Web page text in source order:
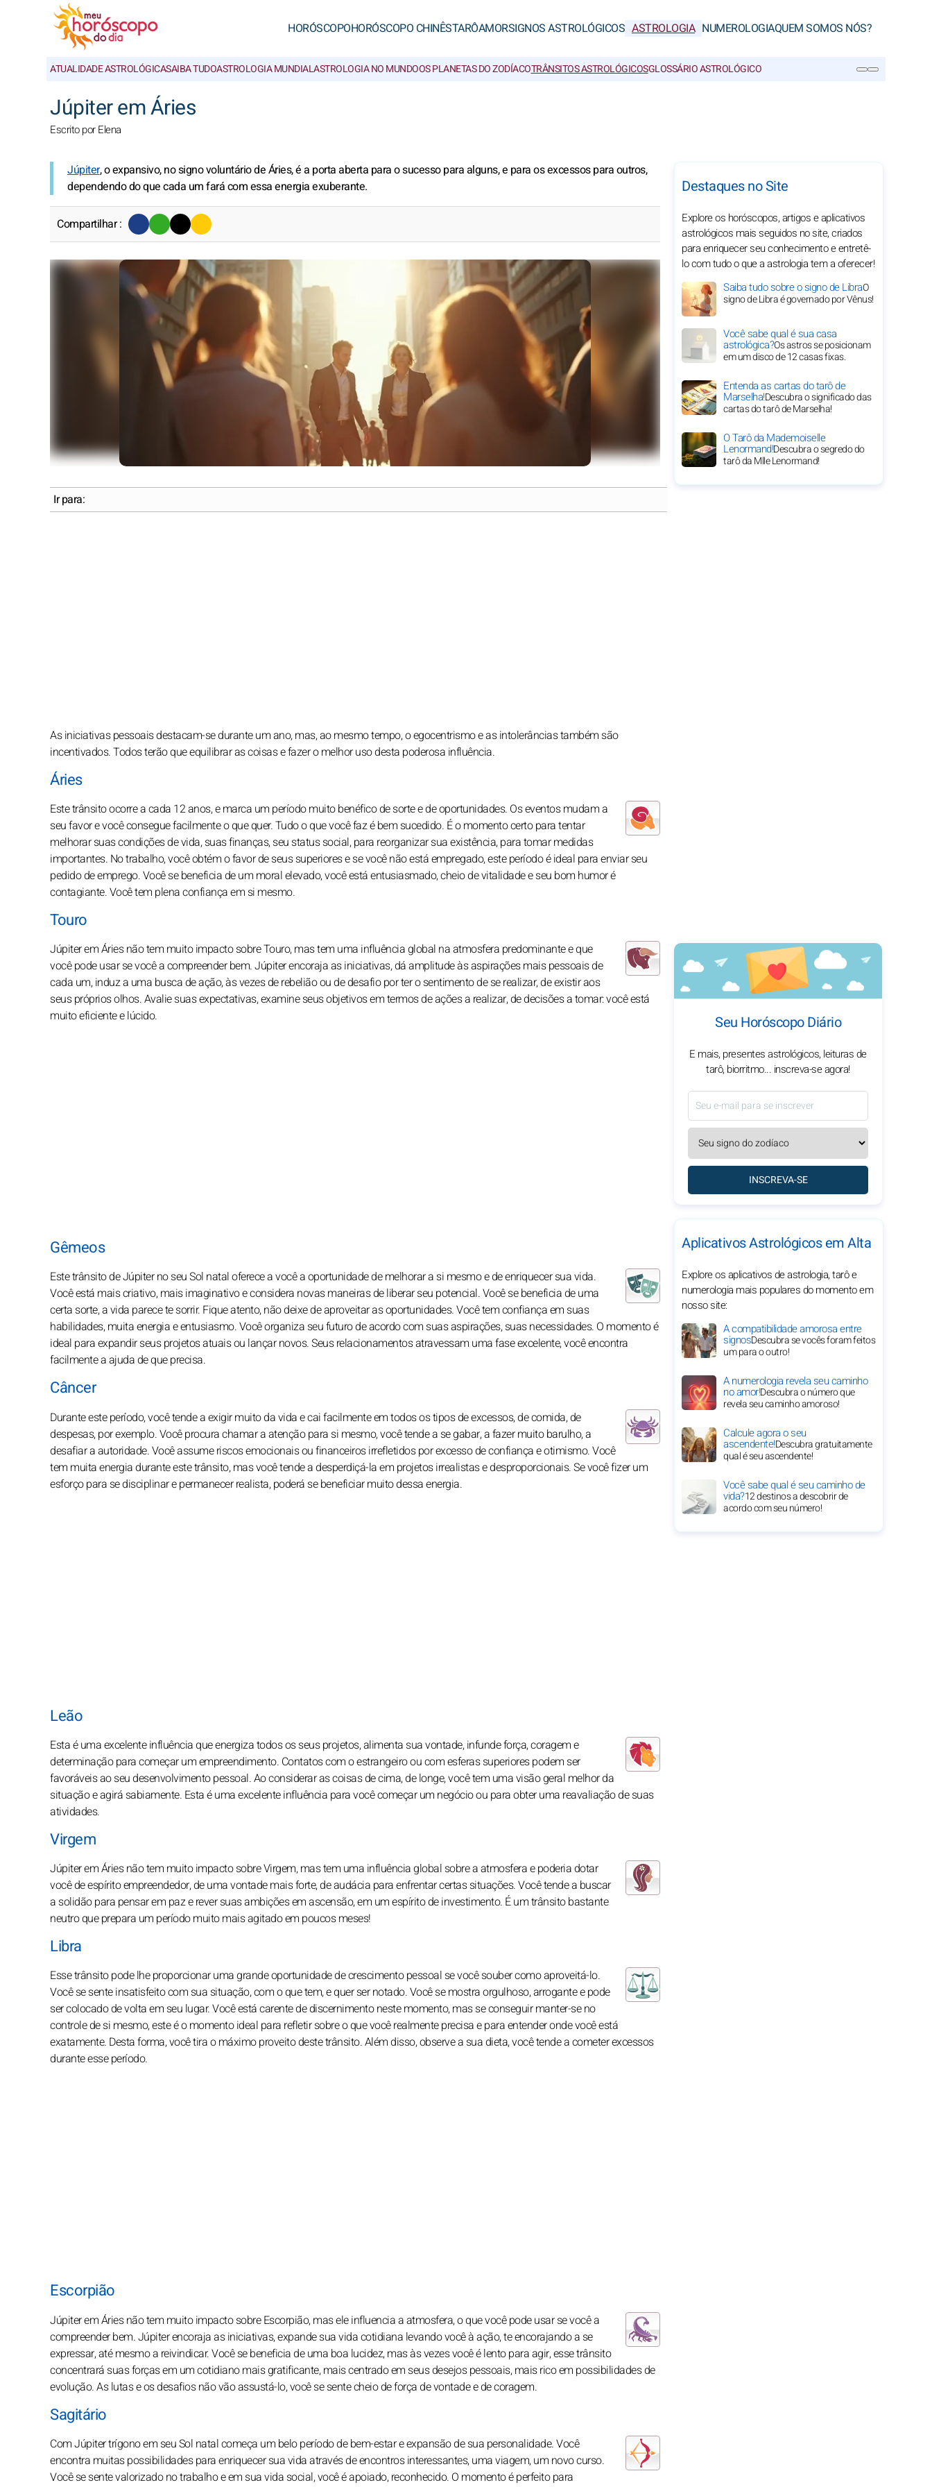
HORÓSCOPOHORÓSCOPO CHINÊSTARÔAMORSIGNOS ASTROLÓGICOS ASTROLOGIA NUMEROLOGIAQUEM SOMOS NÓS?
ATUALIDADE ASTROLÓGICASAIBA TUDOASTROLOGIA MUNDIALASTROLOGIA NO MUNDOOS PLANETAS DO ZODÍACOTRÂNSITOS ASTROLÓGICOSGLOSSÁRIO ASTROLÓGICO
Júpiter em Áries
Escrito por Elena
Júpiter, o expansivo, no signo voluntário de Áries, é a porta aberta para o sucesso para alguns, e para os excessos para outros,
dependendo do que cada um fará com essa energia exuberante.
Compartilhar :
Ir para:
As iniciativas pessoais destacam-se durante um ano, mas, ao mesmo tempo, o egocentrismo e as intolerâncias também são
incentivados. Todos terão que equilibrar as coisas e fazer o melhor uso desta poderosa influência.
Áries
Este trânsito ocorre a cada 12 anos, e marca um período muito benéfico de sorte e de oportunidades. Os eventos mudam a
seu favor e você consegue facilmente o que quer. Tudo o que você faz é bem sucedido. É o momento certo para tentar
melhorar suas condições de vida, suas finanças, seu status social, para reorganizar sua existência, para tomar medidas
importantes. No trabalho, você obtém o favor de seus superiores e se você não está empregado, este período é ideal para enviar seu
pedido de emprego. Você se beneficia de um moral elevado, você está entusiasmado, cheio de vitalidade e seu bom humor é
contagiante. Você tem plena confiança em si mesmo.
Touro
Júpiter em Áries não tem muito impacto sobre Touro, mas tem uma influência global na atmosfera predominante e que
você pode usar se você a compreender bem. Júpiter encoraja as iniciativas, dá amplitude às aspirações mais pessoais de
cada um, induz a uma busca de ação, às vezes de rebelião ou de desafio por ter o sentimento de se realizar, de existir aos
seus próprios olhos. Avalie suas expectativas, examine seus objetivos em termos de ações a realizar, de decisões a tomar: você está
muito eficiente e lúcido.
Gêmeos
Este trânsito de Júpiter no seu Sol natal oferece a você a oportunidade de melhorar a si mesmo e de enriquecer sua vida.
Você está mais criativo, mais imaginativo e considera novas maneiras de liberar seu potencial. Você se beneficia de uma
certa sorte, a vida parece te sorrir. Fique atento, não deixe de aproveitar as oportunidades. Você tem confiança em suas
habilidades, muita energia e entusiasmo. Você organiza seu futuro de acordo com suas aspirações, suas necessidades. O momento é
ideal para expandir seus projetos atuais ou lançar novos. Seus relacionamentos atravessam uma fase excelente, você encontra
facilmente a ajuda de que precisa.
Câncer
Durante este período, você tende a exigir muito da vida e cai facilmente em todos os tipos de excessos, de comida, de
despesas, por exemplo. Você procura chamar a atenção para si mesmo, você tende a se gabar, a fazer muito barulho, a
desafiar a autoridade. Você assume riscos emocionais ou financeiros irrefletidos por excesso de confiança e otimismo. Você
tem muita energia durante este trânsito, mas você tende a desperdiçá-la em projetos irrealistas e desproporcionais. Se você fizer um
esforço para se disciplinar e permanecer realista, poderá se beneficiar muito dessa energia.
Leão
Esta é uma excelente influência que energiza todos os seus projetos, alimenta sua vontade, infunde força, coragem e
determinação para começar um empreendimento. Contatos com o estrangeiro ou com esferas superiores podem ser
favoráveis ao seu desenvolvimento pessoal. Ao considerar as coisas de cima, de longe, você tem uma visão geral melhor da
situação e agirá sabiamente. Esta é uma excelente influência para você começar um negócio ou para obter uma reavaliação de suas
atividades.
Virgem
Júpiter em Áries não tem muito impacto sobre Virgem, mas tem uma influência global sobre a atmosfera e poderia dotar
você de espírito empreendedor, de uma vontade mais forte, de audácia para enfrentar certas situações. Você tende a buscar
a solidão para pensar em paz e rever suas ambições em ascensão, em um espírito de investimento. É um trânsito bastante
neutro que prepara um período muito mais agitado em poucos meses!
Libra
Esse trânsito pode lhe proporcionar uma grande oportunidade de crescimento pessoal se você souber como aproveitá-lo.
Você se sente insatisfeito com sua situação, com o que tem, e quer ser notado. Você se mostra orgulhoso, arrogante e pode
ser colocado de volta em seu lugar. Você está carente de discernimento neste momento, mas se conseguir manter-se no
controle de si mesmo, este é o momento ideal para refletir sobre o que você realmente precisa e para entender onde você está
exatamente. Desta forma, você tira o máximo proveito deste trânsito. Além disso, observe a sua dieta, você tende a cometer excessos
durante esse período.
Escorpião
Júpiter em Áries não tem muito impacto sobre Escorpião, mas ele influencia a atmosfera, o que você pode usar se você a
compreender bem. Júpiter encoraja as iniciativas, expande sua vida cotidiana levando você à ação, te encorajando a se
expressar, até mesmo a reivindicar. Você se beneficia de uma boa lucidez, mas às vezes você é lento para agir, esse trânsito
concentrará suas forças em um cotidiano mais gratificante, mais centrado em seus desejos pessoais, mais rico em possibilidades de
evolução. As lutas e os desafios não vão assustá-lo, você se sente cheio de força de vontade e de coragem.
Sagitário
Com Júpiter trígono em seu Sol natal começa um belo período de bem-estar e expansão de sua personalidade. Você
encontra muitas possibilidades para enriquecer sua vida através de encontros interessantes, uma viagem, um novo curso.
Você se sente valorizado no trabalho e em sua vida social, você é apoiado, reconhecido. O momento é perfeito para
Destaques no Site
Explore os horóscopos, artigos e aplicativos
astrológicos mais seguidos no site, criados
para enriquecer seu conhecimento e entretê-
lo com tudo o que a astrologia tem a oferecer!
Saiba tudo sobre o signo de LibraO
signo de Libra é governado por Vênus!
Você sabe qual é sua casa
astrológica?Os astros se posicionam
em um disco de 12 casas fixas.
Entenda as cartas do tarô de
Marselha!Descubra o significado das
cartas do tarô de Marselha!
O Tarô da Mademoiselle
Lenormand!Descubra o segredo do
tarô da Mlle Lenormand!
Seu Horóscopo Diário
E mais, presentes astrológicos, leituras de
tarô, biorritmo... inscreva-se agora!
INSCREVA-SE
Aplicativos Astrológicos em Alta
Explore os aplicativos de astrologia, tarô e
numerologia mais populares do momento em
nosso site:
A compatibilidade amorosa entre
signosDescubra se vocês foram feitos
um para o outro!
A numerologia revela seu caminho
no amor!Descubra o número que
revela seu caminho amoroso!
Calcule agora o seu
ascendente!Descubra gratuitamente
qual é seu ascendente!
Você sabe qual é seu caminho de
vida?12 destinos a descobrir de
acordo com seu número!